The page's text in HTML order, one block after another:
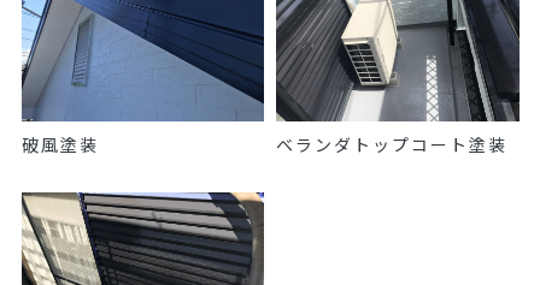
破風塗装 ベランダトップコート塗装